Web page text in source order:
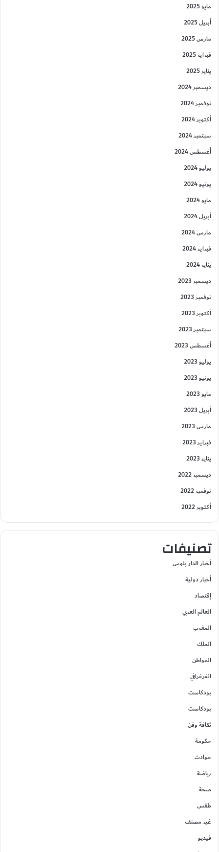
مايو 2025
أبريل 2025
مارس 2025
فبراير 2025
يناير 2025
ديسمبر 2024
نوفمبر 2024
أكتوبر 2024
سبتمبر 2024
أغسطس 2024
يوليو 2024
يونيو 2024
مايو 2024
أبريل 2024
مارس 2024
فبراير 2024
يناير 2024
ديسمبر 2023
نوفمبر 2023
أكتوبر 2023
سبتمبر 2023
أغسطس 2023
يوليو 2023
يونيو 2023
مايو 2023
أبريل 2023
مارس 2023
فبراير 2023
يناير 2023
ديسمبر 2022
نوفمبر 2022
أكتوبر 2022
تصنيفات
أخبار الدار بلوس
أخبار دولية
إقتصاد
العالم العربي
المغرب
الملك
المواطن
انفرغرافي
بودكاست
بودكاست
ثقافة وفن
حكومة
حوادت
رياضة
صحة
طقس
غير مصنف
فيديو